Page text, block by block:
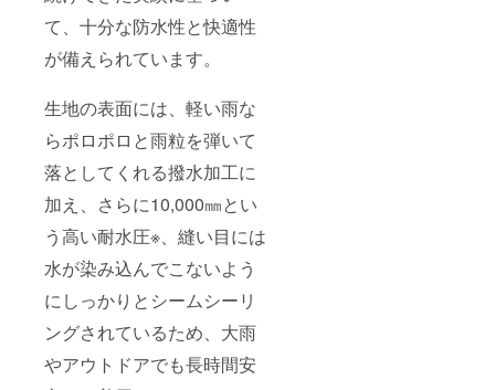
て、十分な防水性と快適性
が備えられています。
生地の表面には、軽い雨な
らポロポロと雨粒を弾いて
落としてくれる撥水加工に
加え、さらに10,000㎜とい
う高い耐水圧※、縫い目には
水が染み込んでこないよう
にしっかりとシームシーリ
ングされているため、大雨
やアウトドアでも長時間安